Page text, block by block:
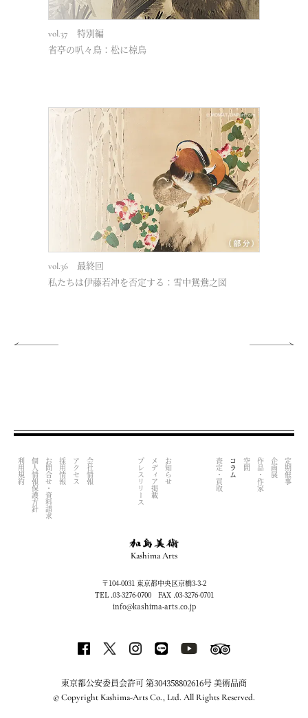
vol.37 特別編
省亭の叭々鳥：松に椋鳥
vol.36 最終回
私たちは伊藤若冲を否定する：雪中鴛鴦之図
定期催事
企画展
作品・作家
空間
コラム
査定・買取
お知らせ
メディア掲載
プレスリリース
会社情報
アクセス
採用情報
お問合せ・資料請求
個人情報保護方針
利用規約
Kashima Arts
〒104-0031 東京都中央区京橋3-3-2
TEL .03-3276-0700 FAX .03-3276-0701
info@kashima-arts.co.jp
東京都公安委員会許可 第304358802616号 美術品商
© Copyright Kashima-Arts Co., Ltd. All Rights Reserved.